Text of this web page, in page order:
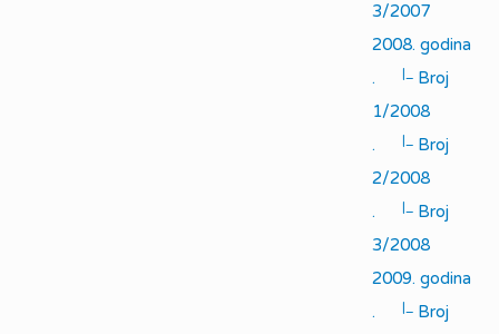
3/2007
2008. godina
.
|_ Broj
1/2008
.
|_ Broj
2/2008
.
|_ Broj
3/2008
2009. godina
.
|_ Broj